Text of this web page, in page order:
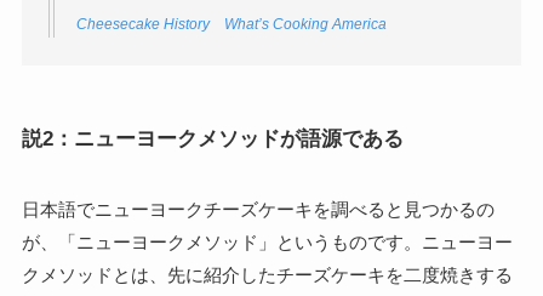
Cheesecake History What’s Cooking America
説2：ニューヨークメソッドが語源である
日本語でニューヨークチーズケーキを調べると見つかるの
が、「ニューヨークメソッド」というものです。ニューヨー
クメソッドとは、先に紹介したチーズケーキを二度焼きする